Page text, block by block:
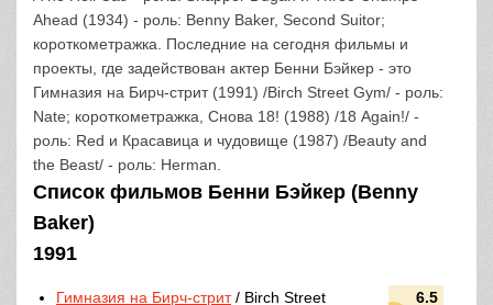
Ahead (1934) - роль: Benny Baker, Second Suitor;
короткометражка. Последние на сегодня фильмы и
проекты, где задействован актер Бенни Бэйкер - это
Гимназия на Бирч-стрит (1991) /Birch Street Gym/ - роль:
Nate; короткометражка, Снова 18! (1988) /18 Again!/ -
роль: Red и Красавица и чудовище (1987) /Beauty and
the Beast/ - роль: Herman.
Список фильмов Бенни Бэйкер (Benny
Baker)
1991
6.5
Гимназия на Бирч-стрит/ Birch Street